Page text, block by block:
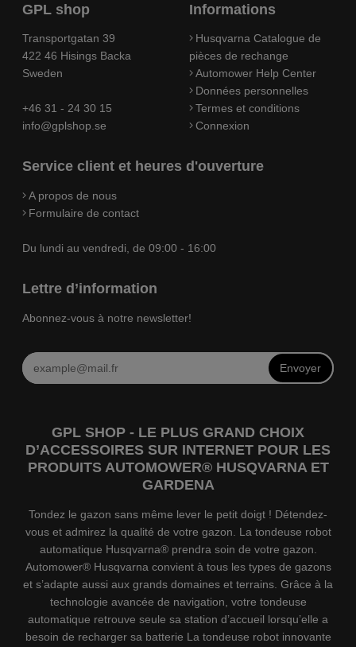
GPL shop
Transportgatan 39
422 46 Hisings Backa
Sweden
+46 31 - 24 30 15
info@gplshop.se
Informations
Husqvarna Catalogue de
pièces de rechange
Automower Help Center
Données personnelles
Termes et conditions
Connexion
Service client et heures d'ouverture
A propos de nous
Formulaire de contact
Du lundi au vendredi, de 09:00 - 16:00
Lettre d’information
Abonnez-vous à notre newsletter!
Envoyer
GPL SHOP - LE PLUS GRAND CHOIX
D’ACCESSOIRES SUR INTERNET POUR LES
PRODUITS AUTOMOWER® HUSQVARNA ET
GARDENA
Tondez le gazon sans même lever le petit doigt ! Détendez-
vous et admirez la qualité de votre gazon. La tondeuse robot
automatique Husqvarna® prendra soin de votre gazon.
Automower® Husqvarna convient à tous les types de gazons
et s’adapte aussi aux grands domaines et terrains. Grâce à la
technologie avancée de navigation, votre tondeuse
automatique retrouve seule sa station d’accueil lorsqu’elle a
besoin de recharger sa batterie La tondeuse robot innovante